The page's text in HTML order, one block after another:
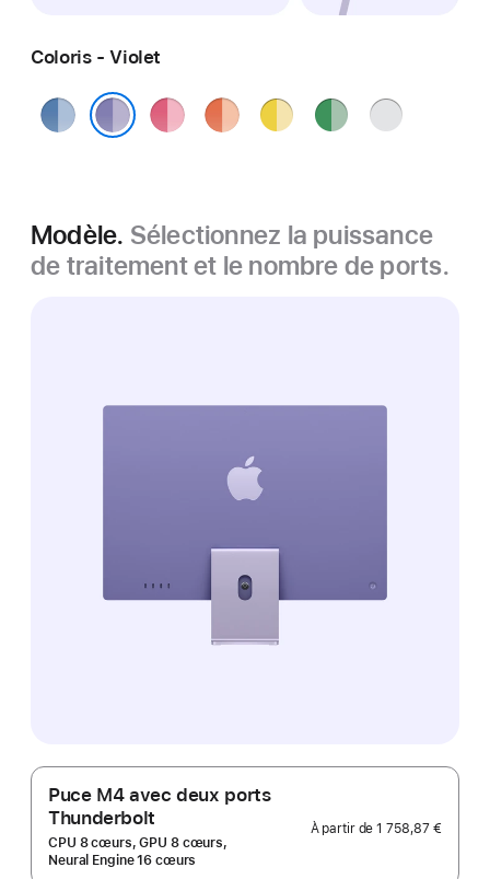
Coloris - Violet
Bleu Rose OrangeJaune Vert Argent
Modèle. Sélectionnez la puissance
de traitement et le nombre de ports.
Puce M4 avec deux ports
Thunderbolt
CPU 8 cœurs, GPU 8 cœurs,
Neural Engine 16 cœurs
À partir de1 758,87 €